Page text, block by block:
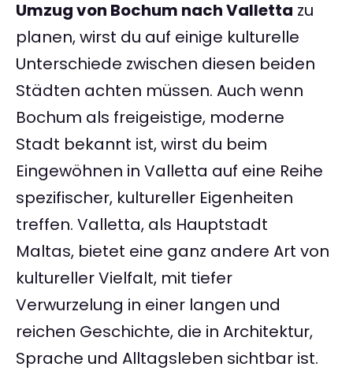
Umzug von Bochum nach Valletta zu
planen, wirst du auf einige kulturelle
Unterschiede zwischen diesen beiden
Städten achten müssen. Auch wenn
Bochum als freigeistige, moderne
Stadt bekannt ist, wirst du beim
Eingewöhnen in Valletta auf eine Reihe
spezifischer, kultureller Eigenheiten
treffen. Valletta, als Hauptstadt
Maltas, bietet eine ganz andere Art von
kultureller Vielfalt, mit tiefer
Verwurzelung in einer langen und
reichen Geschichte, die in Architektur,
Sprache und Alltagsleben sichtbar ist.